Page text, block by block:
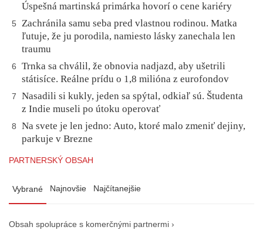
Úspešná martinská primárka hovorí o cene kariéry
5
Zachránila samu seba pred vlastnou rodinou. Matka
ľutuje, že ju porodila, namiesto lásky zanechala len
traumu
6
Trnka sa chválil, že obnovia nadjazd, aby ušetrili
státisíce. Reálne prídu o 1,8 milióna z eurofondov
7
Nasadili si kukly, jeden sa spýtal, odkiaľ sú. Študenta
z Indie museli po útoku operovať
8
Na svete je len jedno: Auto, ktoré malo zmeniť dejiny,
parkuje v Brezne
PARTNERSKÝ OBSAH
Vybrané Najnovšie Najčítanejšie
Obsah spolupráce s komerčnými partnermi ›